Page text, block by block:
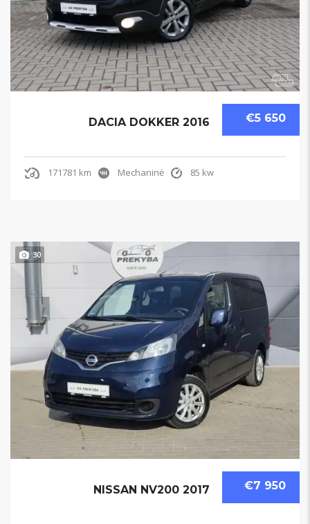
€5 650
DACIA DOKKER 2016
171781 km Mechaninė 85 kw
30
€7 950
NISSAN NV200 2017